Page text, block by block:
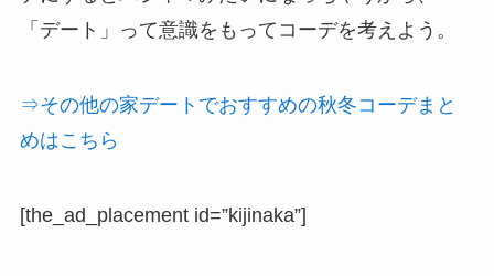
「デート」って意識をもってコーデを考えよう。
⇒その他の家デートでおすすめの秋冬コーデまと
めはこちら
[the_ad_placement id=”kijinaka”]